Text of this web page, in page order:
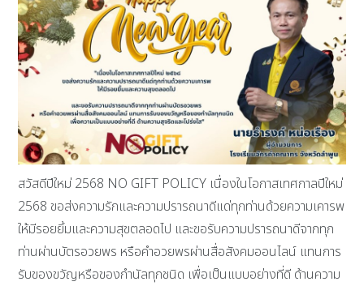
สวัสดีปีใหม่ 2568 NO GIFT POLICY เนื่องในโอกาสเทศกาลปีใหม่
2568 ขอส่งความรักและความปรารถนาดีแด่ทุกท่านด้วยความเคารพ
ให้มีรอยยิ้มและความสุขตลอดไป และขอรับความปรารถนาดีจากทุก
ท่านผ่านบัตรอวยพร หรือคำอวยพรผ่านสื่อสังคมออนไลน์ แทนการ
รับของขวัญหรือของกำนัลทุกชนิด เพื่อเป็นแบบอย่างที่ดี ด้านความ